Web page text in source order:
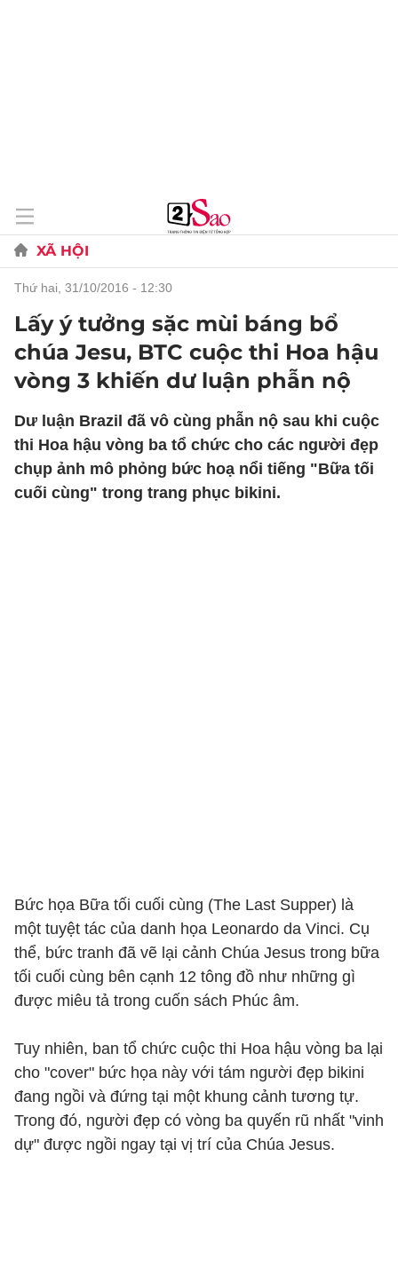
XÃ HỘI
thứ hai, 31/10/2016 - 12:30
Lấy ý tưởng sặc mùi báng bổ
chúa Jesu, BTC cuộc thi Hoa hậu
vòng 3 khiến dư luận phẫn nộ
Dư luận Brazil đã vô cùng phẫn nộ sau khi cuộc
thi Hoa hậu vòng ba tổ chức cho các người đẹp
chụp ảnh mô phỏng bức hoạ nổi tiếng "Bữa tối
cuối cùng" trong trang phục bikini.
Bức họa Bữa tối cuối cùng (The Last Supper) là
một tuyệt tác của danh họa Leonardo da Vinci. Cụ
thể, bức tranh đã vẽ lại cảnh Chúa Jesus trong bữa
tối cuối cùng bên cạnh 12 tông đồ như những gì
được miêu tả trong cuốn sách Phúc âm.
Tuy nhiên, ban tổ chức cuộc thi Hoa hậu vòng ba lại
cho "cover" bức họa này với tám người đẹp bikini
đang ngồi và đứng tại một khung cảnh tương tự.
Trong đó, người đẹp có vòng ba quyến rũ nhất "vinh
dự" được ngồi ngay tại vị trí của Chúa Jesus.